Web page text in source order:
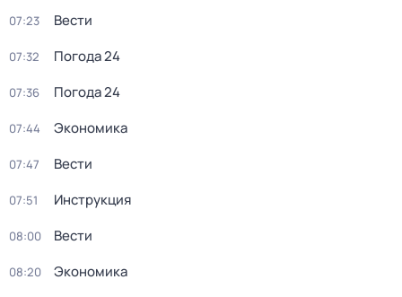
07:23 Вести
07:32 Погода 24
07:36 Погода 24
07:44 Экономика
07:47 Вести
07:51 Инструкция
08:00 Вести
08:20 Экономика